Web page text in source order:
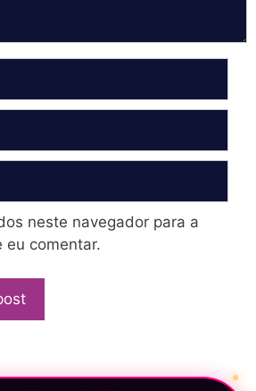
neste navegador para a
eu comentar.